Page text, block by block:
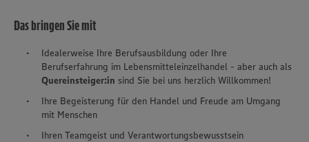
Das bringen Sie mit
Idealerweise Ihre Berufsausbildung oder Ihre
Berufserfahrung im Lebensmitteleinzelhandel - aber auch als
Quereinsteiger:in sind Sie bei uns herzlich Willkommen!
Ihre Begeisterung für den Handel und Freude am Umgang
mit Menschen
Ihren Teamgeist und Verantwortungsbewusstsein